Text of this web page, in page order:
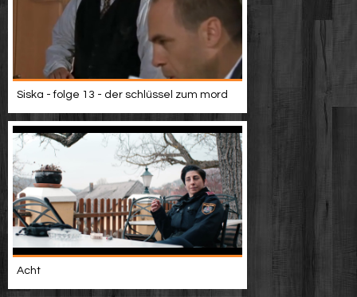
Siska - folge 13 - der schlüssel zum mord
Acht